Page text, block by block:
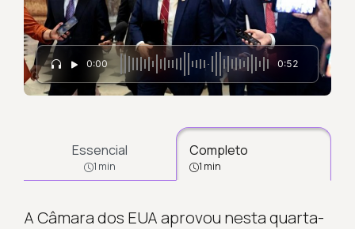
0:00 0:52
Essencial
1 min
Completo
1 min
A Câmara dos EUA aprovou nesta quarta-